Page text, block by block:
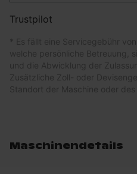
Trustpilot
* Es fällt eine Servicegebühr
welche persönliche Betreuung,
und die Abwicklung der
Zusätzliche Zoll- oder
Standort der Maschine oder des
Maschinendetails